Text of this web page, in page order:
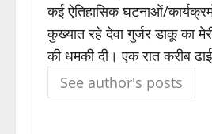
कई ऐतिहासिक घटनाओं/
कुख्यात रहे देवा गुर्जर डाकू का
की धमकी दी। एक रात करीब
See author's posts